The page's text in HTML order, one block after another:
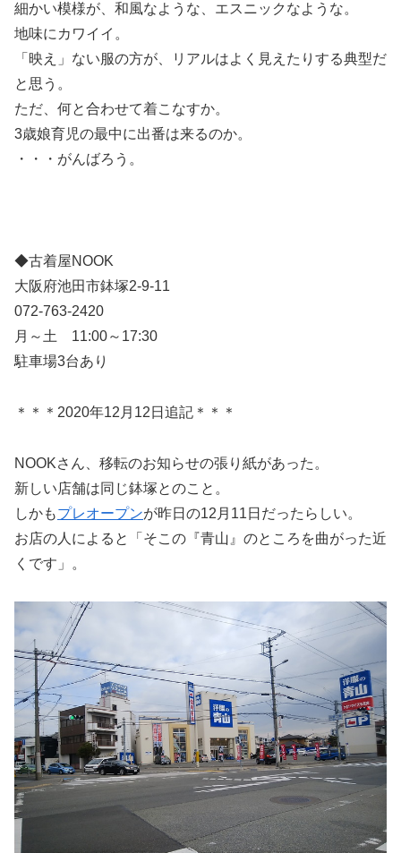
細かい模様が、和風なような、エスニックなような。
地味にカワイイ。
「映え」ない服の方が、リアルはよく見えたりする典型だ
と思う。
ただ、何と合わせて着こなすか。
3歳娘育児の最中に出番は来るのか。
・・・がんばろう。
◆古着屋NOOK
大阪府池田市鉢塚2-9-11
072-763-2420
月～土 11:00～17:30
駐車場3台あり
＊＊＊2020年12月12日追記＊＊＊
NOOKさん、移転のお知らせの張り紙があった。
新しい店舗は同じ鉢塚とのこと。
しかもプレオープンが昨日の12月11日だったらしい。
お店の人によると「そこの『青山』のところを曲がった近
くです」。